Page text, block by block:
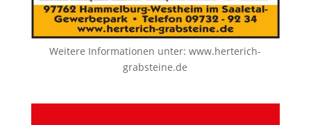
Weitere Informationen unter:www.herterich-
grabsteine.de